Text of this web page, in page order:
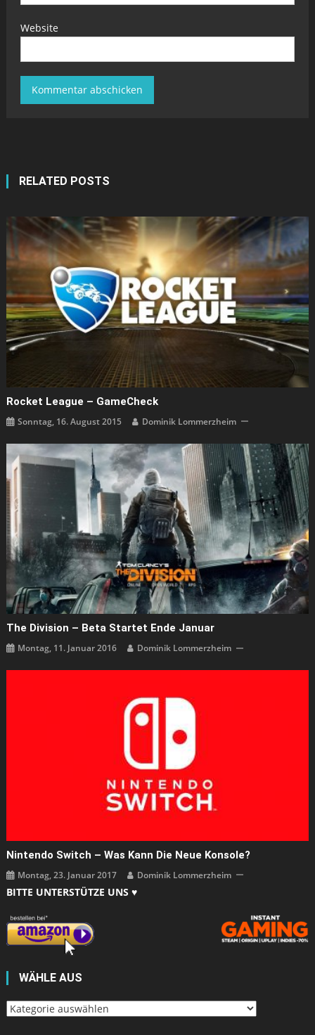
Website
RELATED POSTS
Rocket League – GameCheck
Sonntag, 16. August 2015 Dominik Lommerzheim
The Division – Beta Startet Ende Januar
Montag, 11. Januar 2016 Dominik Lommerzheim
Nintendo Switch – Was Kann Die Neue Konsole?
Montag, 23. Januar 2017 Dominik Lommerzheim
BITTE UNTERSTÜTZE UNS ♥
WÄHLE AUS
Wähle